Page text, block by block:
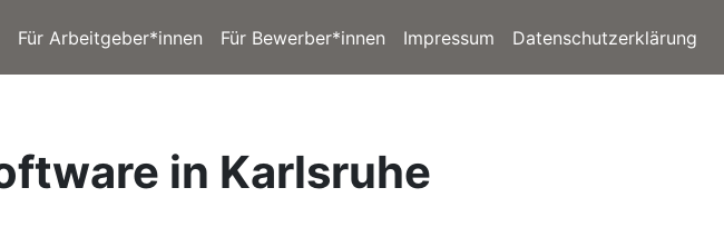
Für Arbeitgeber*innen Für Bewerber*innen Impressum Datenschutzerklärung
in Karlsruhe